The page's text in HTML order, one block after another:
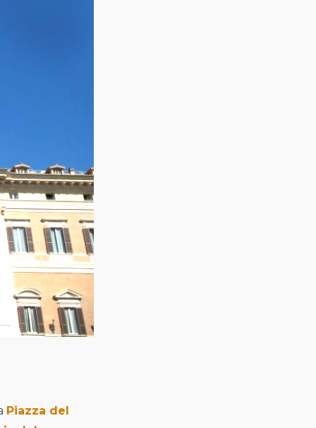
Piazza del